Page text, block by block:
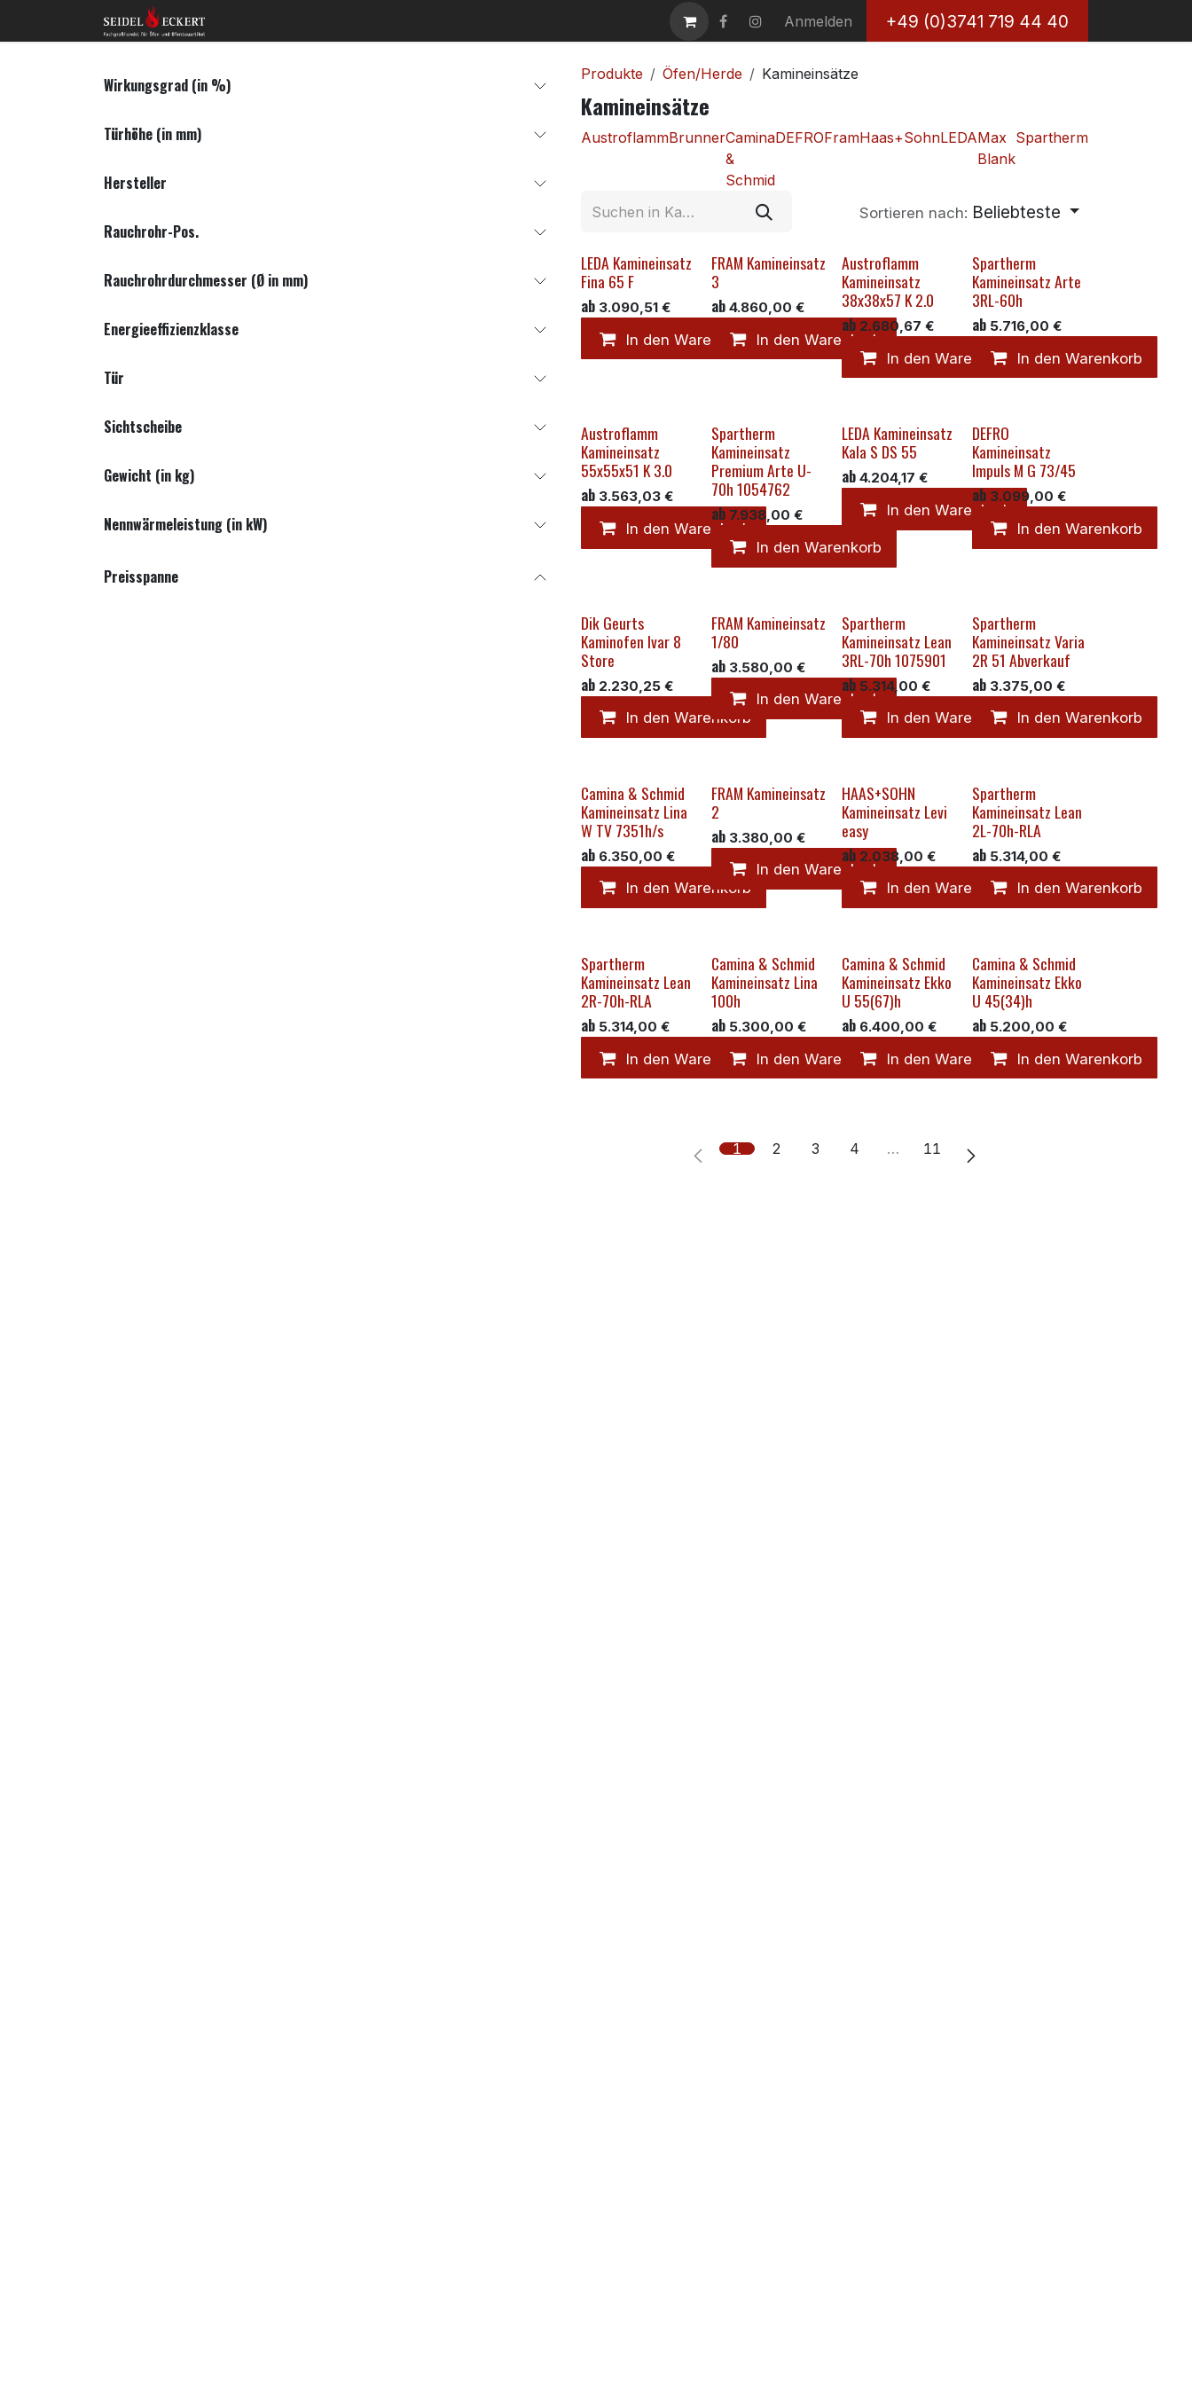
Zum Inhalt springen Anmelden +49 (0)3741 719 44 40
Wirkungsgrad (in %)
Türhöhe (in mm)
Hersteller
Rauchrohr-Pos.
Rauchrohrdurchmesser (Ø in mm)
Energieeffizienzklasse
Tür
Sichtscheibe
Gewicht (in kg)
Nennwärmeleistung (in kW)
Preisspanne
Produkte Öfen/Herde Kamineinsätze
Kamineinsätze
AustroflammBrunnerCamina
&
Schmid
DEFROFramHaas+SohnLEDAMax
Blank
Spartherm
Sortieren nach: Beliebteste
LEDA Kamineinsatz
Fina 65 F
ab 3.090,51 €
In den Warenkorb
FRAM Kamineinsatz
3
ab 4.860,00 €
In den Warenkorb
Austroflamm
Kamineinsatz
38x38x57 K 2.0
ab 2.680,67 €
In den Warenkorb
Spartherm
Kamineinsatz Arte
3RL-60h
ab 5.716,00 €
In den Warenkorb
Austroflamm
Kamineinsatz
55x55x51 K 3.0
ab 3.563,03 €
In den Warenkorb
Spartherm
Kamineinsatz
Premium Arte U-
70h 1054762
ab 7.938,00 €
In den Warenkorb
LEDA Kamineinsatz
Kala S DS 55
ab 4.204,17 €
In den Warenkorb
DEFRO
Kamineinsatz
Impuls M G 73/45
ab 3.099,00 €
In den Warenkorb
Dik Geurts
Kaminofen Ivar 8
Store
ab 2.230,25 €
In den Warenkorb
FRAM Kamineinsatz
1/80
ab 3.580,00 €
In den Warenkorb
Spartherm
Kamineinsatz Lean
3RL-70h 1075901
ab 5.314,00 €
In den Warenkorb
Spartherm
Kamineinsatz Varia
2R 51 Abverkauf
ab 3.375,00 €
In den Warenkorb
Camina & Schmid
Kamineinsatz Lina
W TV 7351h/s
ab 6.350,00 €
In den Warenkorb
FRAM Kamineinsatz
2
ab 3.380,00 €
In den Warenkorb
HAAS+SOHN
Kamineinsatz Levi
easy
ab 2.038,00 €
In den Warenkorb
Spartherm
Kamineinsatz Lean
2L-70h-RLA
ab 5.314,00 €
In den Warenkorb
Spartherm
Kamineinsatz Lean
2R-70h-RLA
ab 5.314,00 €
In den Warenkorb
Camina & Schmid
Kamineinsatz Lina
100h
ab 5.300,00 €
In den Warenkorb
Camina & Schmid
Kamineinsatz Ekko
U 55(67)h
ab 6.400,00 €
In den Warenkorb
Camina & Schmid
Kamineinsatz Ekko
U 45(34)h
ab 5.200,00 €
In den Warenkorb
1 2 3 4 … 11